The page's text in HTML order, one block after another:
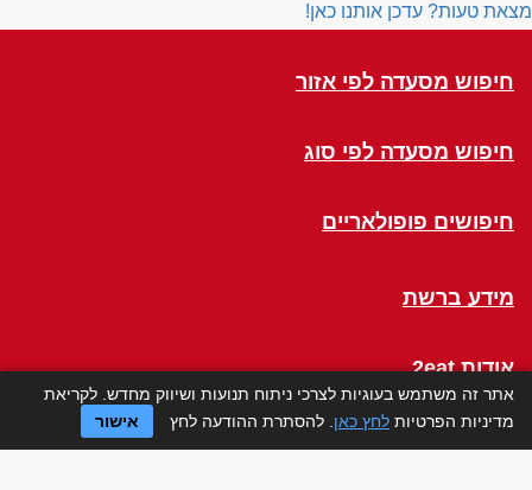
מצאת טעות? עדכן אותנו כאן!
חיפוש מסעדה לפי אזור
חיפוש מסעדה לפי סוג
חיפושים פופולאריים
מידע ברשת
אודות 2eat
Click a Table
אתר זה משתמש בעוגיות לצרכי ניתוח תנועות ושיווק מחדש. לקריאת
מדיניות הפרטיות לחץ כאן . להסתרת ההודעה לחץ אישור